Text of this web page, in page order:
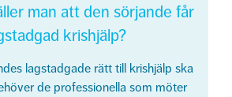
man att den sörjande får
krishjälp?
lagstadgade rätt till krishjälp ska
de professionella som möter